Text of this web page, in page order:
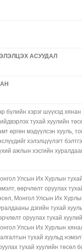
АСУУДАЛ
бүлийн хэрэг шүүхэд хянан
тухай хуулийн
өргөн мэдүүлсэн хууль,
хэлэлцүүлэгт
ажлын хэсгийн
Улсын Их Хурлын
өөрчлөлт оруулах
Монгол Улсын Их
дэгийн тухай
оруулах тухай
Улсын Их Хурлын
тухай хуульд
тухай хуулийн төсөл